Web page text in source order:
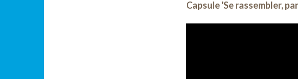
Capsule 'Se rassembler,